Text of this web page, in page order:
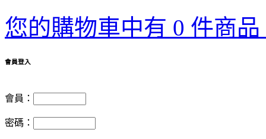
您的購物車中有 0 件商
會員登入
會員：
密碼：